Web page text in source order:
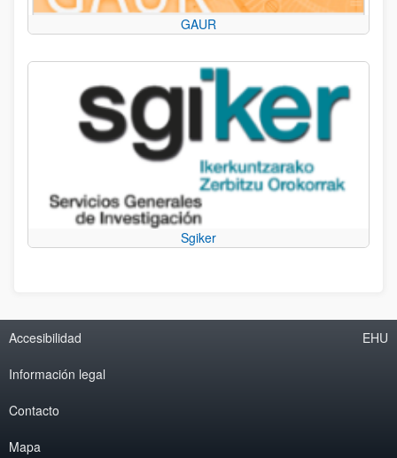
GAUR
Sgiker
Accesibilidad
Información legal
Contacto
Mapa
EHU